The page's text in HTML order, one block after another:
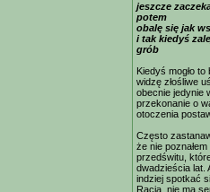
jeszcze
potem
obalę się jak
i tak kiedyś
grób
Kiedyś mogło
widzę złośliwe
obecnie jedynie
przekonanie o
otoczenia
Często
że nie
przedświtu,
dwadzieścia lat.
indziej spotkać
Racja, nie ma